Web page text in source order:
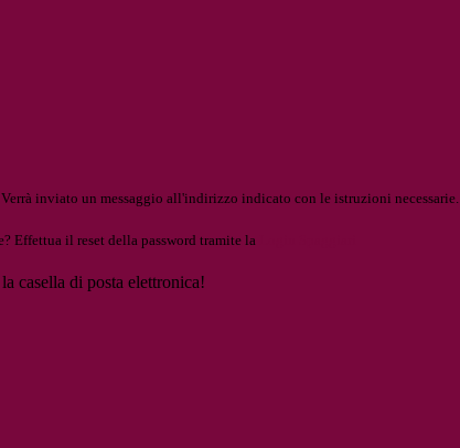
Verrà inviato un messaggio all'indirizzo indicato con le istruzioni necessarie.
Effettua il reset della password tramite la
casella di posta elettronica!